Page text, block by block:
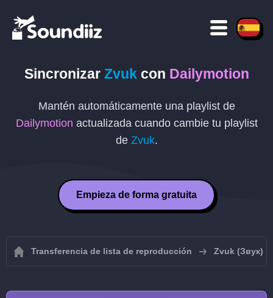
Sincronizar Zvukcon Dailymotion
Mantén automáticamente una playlist de
Dailymotion actualizada cuando cambie tu playlist
de Zvuk.
Empieza de forma gratuita
Transferencia de lista de reproducción Zvuk (Звук)